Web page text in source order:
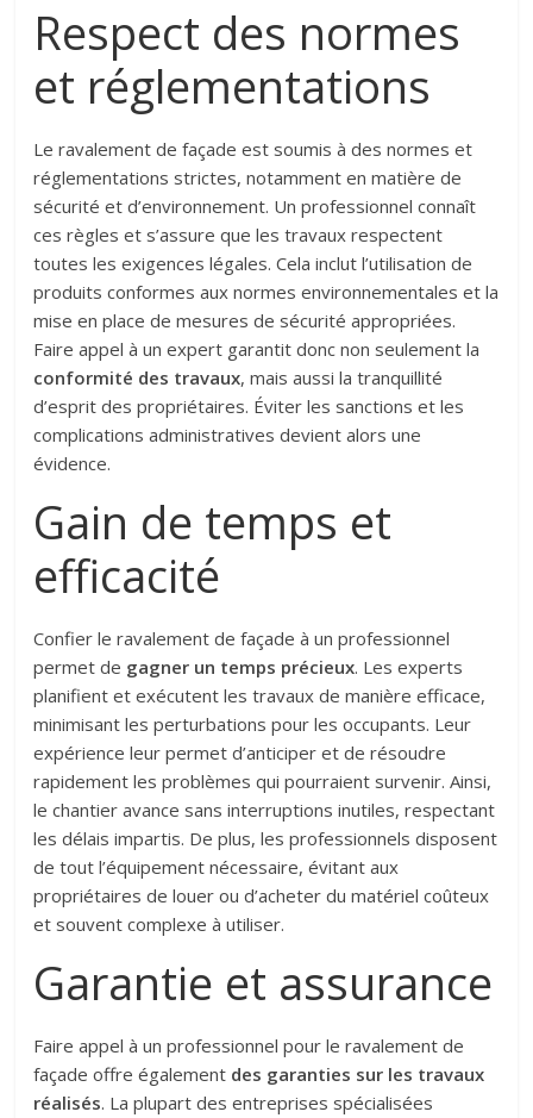
Respect des normes
et réglementations
Le ravalement de façade est soumis à des normes et
réglementations strictes, notamment en matière de
sécurité et d’environnement. Un professionnel connaît
ces règles et s’assure que les travaux respectent
toutes les exigences légales. Cela inclut l’utilisation de
produits conformes aux normes environnementales et la
mise en place de mesures de sécurité appropriées.
Faire appel à un expert garantit donc non seulement la
conformité des travaux, mais aussi la tranquillité
d’esprit des propriétaires. Éviter les sanctions et les
complications administratives devient alors une
évidence.
Gain de temps et
efficacité
Confier le ravalement de façade à un professionnel
permet de gagner un temps précieux. Les experts
planifient et exécutent les travaux de manière efficace,
minimisant les perturbations pour les occupants. Leur
expérience leur permet d’anticiper et de résoudre
rapidement les problèmes qui pourraient survenir. Ainsi,
le chantier avance sans interruptions inutiles, respectant
les délais impartis. De plus, les professionnels disposent
de tout l’équipement nécessaire, évitant aux
propriétaires de louer ou d’acheter du matériel coûteux
et souvent complexe à utiliser.
Garantie et assurance
Faire appel à un professionnel pour le ravalement de
façade offre également des garanties sur les travaux
réalisés. La plupart des entreprises spécialisées